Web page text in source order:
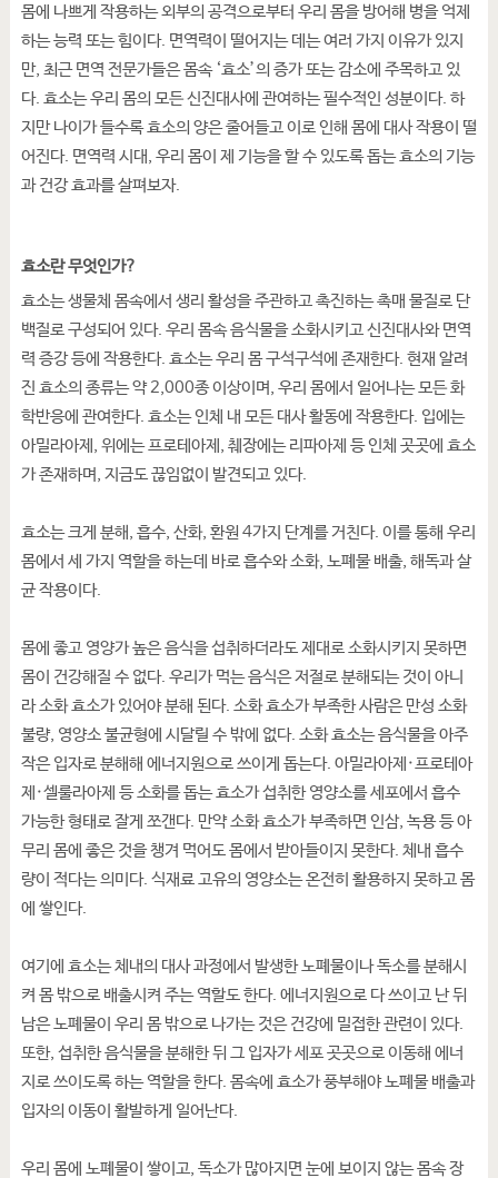
몸에 나쁘게 작용하는 외부의 공격으로부터 우리 몸을 방어해 병을 억제
하는 능력 또는 힘이다. 면역력이 떨어지는 데는 여러 가지 이유가 있지
만, 최근 면역 전문가들은 몸속 ‘효소’의 증가 또는 감소에 주목하고 있
다. 효소는 우리 몸의 모든 신진대사에 관여하는 필수적인 성분이다. 하
지만 나이가 들수록 효소의 양은 줄어들고 이로 인해 몸에 대사 작용이 떨
어진다. 면역력 시대, 우리 몸이 제 기능을 할 수 있도록 돕는 효소의 기능
과 건강 효과를 살펴보자.
효소란 무엇인가?
효소는 생물체 몸속에서 생리 활성을 주관하고 촉진하는 촉매 물질로 단
백질로 구성되어 있다. 우리 몸속 음식물을 소화시키고 신진대사와 면역
력 증강 등에 작용한다. 효소는 우리 몸 구석구석에 존재한다. 현재 알려
진 효소의 종류는 약 2,000종 이상이며, 우리 몸에서 일어나는 모든 화
학반응에 관여한다. 효소는 인체 내 모든 대사 활동에 작용한다. 입에는
아밀라아제, 위에는 프로테아제, 췌장에는 리파아제 등 인체 곳곳에 효소
가 존재하며, 지금도 끊임없이 발견되고 있다.
효소는 크게 분해, 흡수, 산화, 환원 4가지 단계를 거친다. 이를 통해 우리
몸에서 세 가지 역할을 하는데 바로 흡수와 소화, 노폐물 배출, 해독과 살
균 작용이다.
몸에 좋고 영양가 높은 음식을 섭취하더라도 제대로 소화시키지 못하면
몸이 건강해질 수 없다. 우리가 먹는 음식은 저절로 분해되는 것이 아니
라 소화 효소가 있어야 분해 된다. 소화 효소가 부족한 사람은 만성 소화
불량, 영양소 불균형에 시달릴 수 밖에 없다. 소화 효소는 음식물을 아주
작은 입자로 분해해 에너지원으로 쓰이게 돕는다. 아밀라아제·프로테아
제·셀룰라아제 등 소화를 돕는 효소가 섭취한 영양소를 세포에서 흡수
가능한 형태로 잘게 쪼갠다. 만약 소화 효소가 부족하면 인삼, 녹용 등 아
무리 몸에 좋은 것을 챙겨 먹어도 몸에서 받아들이지 못한다. 체내 흡수
량이 적다는 의미다. 식재료 고유의 영양소는 온전히 활용하지 못하고 몸
에 쌓인다.
여기에 효소는 체내의 대사 과정에서 발생한 노폐물이나 독소를 분해시
켜 몸 밖으로 배출시켜 주는 역할도 한다. 에너지원으로 다 쓰이고 난 뒤
남은 노폐물이 우리 몸 밖으로 나가는 것은 건강에 밀접한 관련이 있다.
또한, 섭취한 음식물을 분해한 뒤 그 입자가 세포 곳곳으로 이동해 에너
지로 쓰이도록 하는 역할을 한다. 몸속에 효소가 풍부해야 노폐물 배출과
입자의 이동이 활발하게 일어난다.
우리 몸에 노폐물이 쌓이고, 독소가 많아지면 눈에 보이지 않는 몸속 장